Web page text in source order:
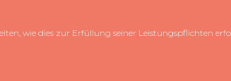
wie dies zur Erfüllung seiner Leistungspflichten